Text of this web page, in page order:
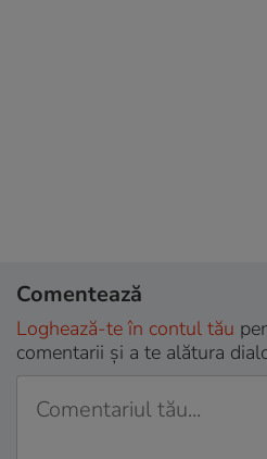
Comentează
Loghează-te în contul tău
comentarii și a te alătura